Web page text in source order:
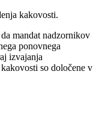
kakovosti.
mandat nadzornikov
ponovnega
izvajanja
so določene v